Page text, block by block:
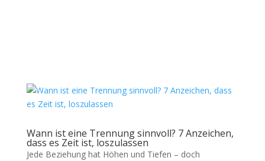
Wann ist eine Trennung sinnvoll? 7 Anzeichen,
dass es Zeit ist, loszulassen
Jede Beziehung hat Höhen und Tiefen – doch